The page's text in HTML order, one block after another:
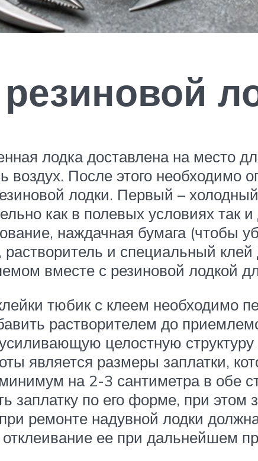
лодка доставлена на место
воздух. После этого
лодки. Первый –
как в полевых условиях так
наждачная бумага (чтобы
растворитель и специальный
вместе с резиновой лодкой
тюбик с клеем необходимо
растворителем до
целостную
является размеры заплатки,
на 2-3 сантиметра в обе
заплатку по его форме, при
ремонте надувной лодки
ее при дальнейшем